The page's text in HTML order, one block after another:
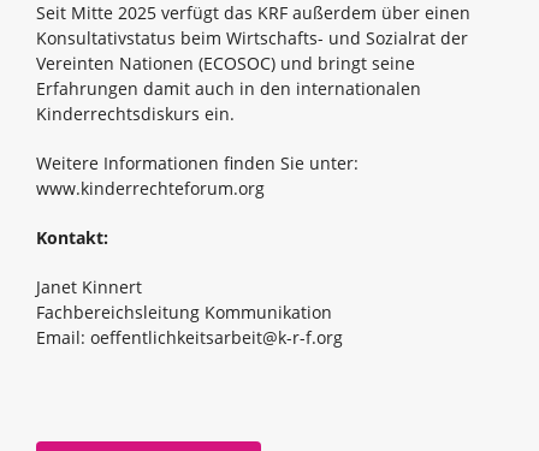
Seit Mitte 2025 verfügt das KRF außerdem über einen
Konsultativstatus beim Wirtschafts- und Sozialrat der
Vereinten Nationen (ECOSOC) und bringt seine
Erfahrungen damit auch in den internationalen
Kinderrechtsdiskurs ein.
Weitere Informationen finden Sie unter:
www.kinderrechteforum.org
Kontakt:
Janet Kinnert
Fachbereichsleitung Kommunikation
Email: oeffentlichkeitsarbeit@k-r-f.org